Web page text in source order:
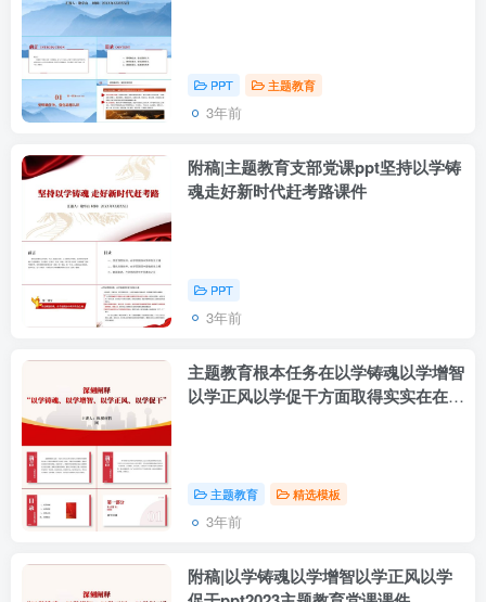
PPT 主题教育
3年前
附稿|主题教育支部党课ppt坚持以学铸
魂走好新时代赶考路课件
PPT
3年前
主题教育根本任务在以学铸魂以学增智
以学正风以学促干方面取得实实在在的
主题教育 精选模板
3年前
附稿|以学铸魂以学增智以学正风以学